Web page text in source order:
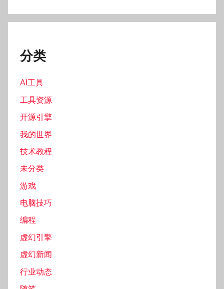
分类
AI工具
工具资源
开源引擎
我的世界
技术教程
未分类
游戏
电脑技巧
编程
虚幻引擎
虚幻新闻
行业动态